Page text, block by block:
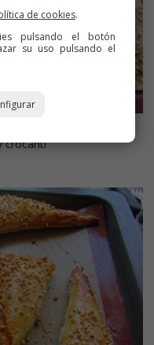
crocanti
de cookies.
pulsando el botón
su uso pulsando el